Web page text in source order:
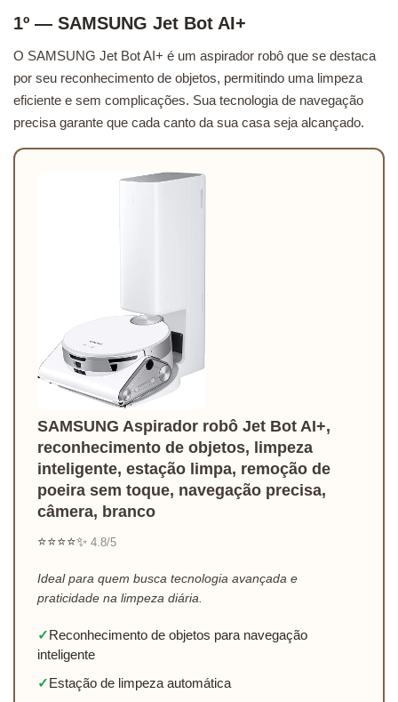
1º — SAMSUNG Jet Bot AI+
O SAMSUNG Jet Bot AI+ é um aspirador robô que se destaca
por seu reconhecimento de objetos, permitindo uma limpeza
eficiente e sem complicações. Sua tecnologia de navegação
precisa garante que cada canto da sua casa seja alcançado.
SAMSUNG Aspirador robô Jet Bot AI+,
reconhecimento de objetos, limpeza
inteligente, estação limpa, remoção de
poeira sem toque, navegação precisa,
câmera, branco
⭐⭐⭐⭐✨ 4.8/5
Ideal para quem busca tecnologia avançada e
praticidade na limpeza diária.
✓Reconhecimento de objetos para navegação
inteligente
✓Estação de limpeza automática